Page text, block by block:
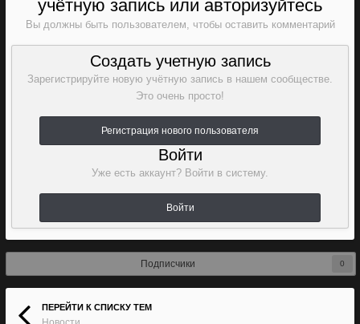
учётную запись или авторизуйтесь
Вы должны быть пользователем, чтобы оставить комментарий
Создать учетную запись
Зарегистрируйте новую учётную запись в нашем сообществе.
Это очень просто!
Регистрация нового пользователя
Войти
Уже есть аккаунт? Войти в систему.
Войти
Подписчики 0
ПЕРЕЙТИ К СПИСКУ ТЕМ